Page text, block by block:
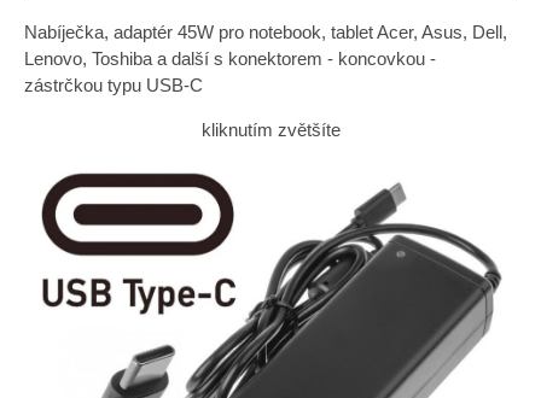
Nabíječka, adaptér 45W pro notebook, tablet Acer, Asus, Dell,
Lenovo, Toshiba a další s konektorem - koncovkou -
zástrčkou typu USB-C
kliknutím zvětšíte